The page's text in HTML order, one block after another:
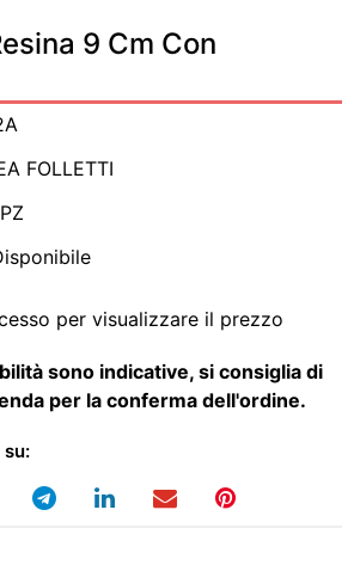
9 Cm Con
FOLLETTI
per visualizzare il prezzo
sono indicative, si consiglia di
per la conferma dell'ordine.